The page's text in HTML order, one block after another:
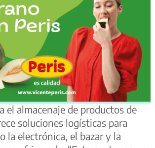
el almacenaje de productos de
soluciones logísticas para
la electrónica, el bazar y la